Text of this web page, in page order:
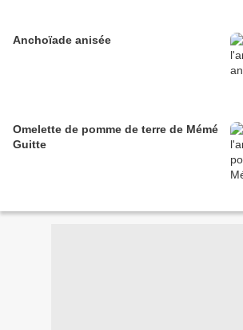
Anchoïade anisée
Omelette de pomme de terre de Mémé
Guitte